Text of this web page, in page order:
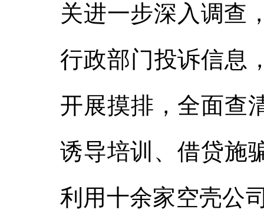
关进一步深入调查
行政部门投诉信息
开展摸排，全面查
诱导培训、借贷施
利用十余家空壳公